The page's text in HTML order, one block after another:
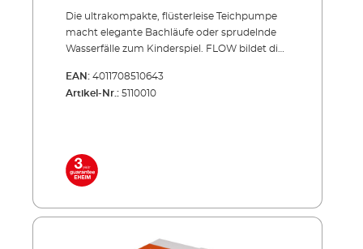
Die ultrakompakte, flüster­leise Teichpumpe
macht elegante Bachläufe oder sprudelnde
Wasserfälle zum Kinderspiel. FLOW bildet die
zuverlässig Ihr Teich-Filtersystem und schafft
so den optimalen Kreislauf für Ihren Teich. Die
verstopfen kann. Unsere FLOW-Pumpen
finden Sie in den LOOP-Komplettsets
PRESS. Energiesparend, flüsterleise,
mm großen Schmutzpartikeln
EAN: 4011708510643
Artikel-Nr.: 5110010